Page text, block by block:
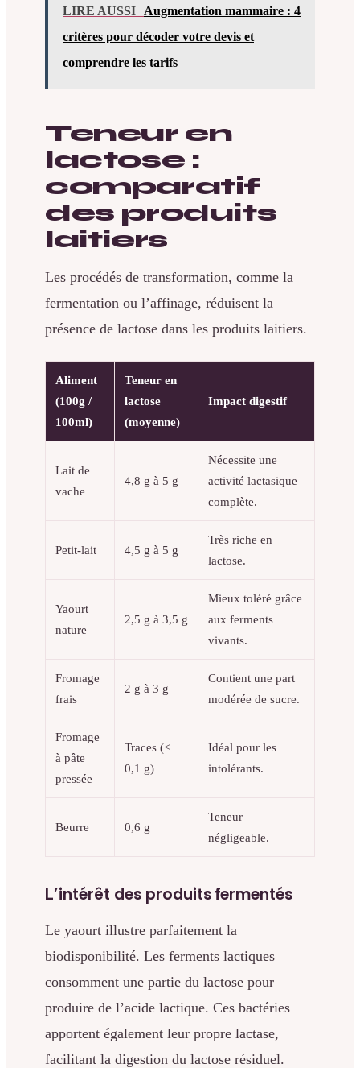
LIRE AUSSI
Augmentation mammaire : 4
critères pour décoder votre devis et
comprendre les tarifs
Teneur en
lactose :
comparatif
des produits
laitiers
Les procédés de transformation, comme la
fermentation ou l’affinage, réduisent la
présence de lactose dans les produits laitiers.
Aliment
(100g /
100ml)
Teneur en
lactose
(moyenne)
Impact digestif
Lait de
vache
4,8 g à 5 g
Nécessite une
activité lactasique
complète.
Petit-lait 4,5 g à 5 g
Très riche en
lactose.
Yaourt
nature
2,5 g à 3,5 g
Mieux toléré grâce
aux ferments
vivants.
Fromage
frais
2 g à 3 g
Contient une part
modérée de sucre.
Fromage
à pâte
pressée
Traces (<
0,1 g)
Idéal pour les
intolérants.
Beurre 0,6 g
Teneur
négligeable.
L’intérêt des produits fermentés
Le yaourt illustre parfaitement la
biodisponibilité. Les ferments lactiques
consomment une partie du lactose pour
produire de l’acide lactique. Ces bactéries
apportent également leur propre lactase,
facilitant la digestion du lactose résiduel.